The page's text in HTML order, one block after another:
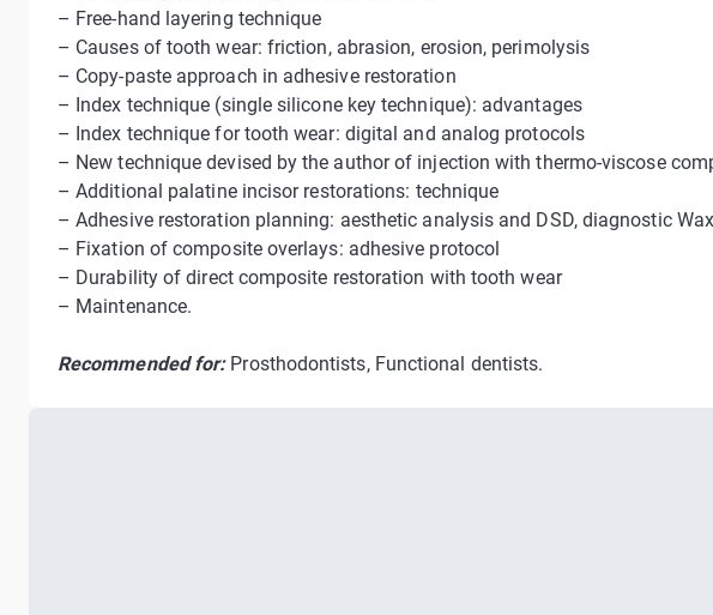
– Free-hand layering technique
– Causes of tooth wear: friction, abrasion, erosion, perimolysis
– Copy-paste approach in adhesive restoration
– Index technique (single silicone key technique): advantages
– Index technique for tooth wear: digital and analog protocols
– New technique devised by the author of injection with thermo-viscose
– Additional palatine incisor restorations: technique
– Adhesive restoration planning: aesthetic analysis and DSD, diagnostic
– Fixation of composite overlays: adhesive protocol
– Durability of direct composite restoration with tooth wear
– Maintenance.
Recommended for:Prosthodontists, Functional dentists.